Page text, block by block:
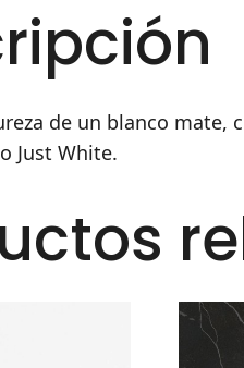
de un blanco
Just White.